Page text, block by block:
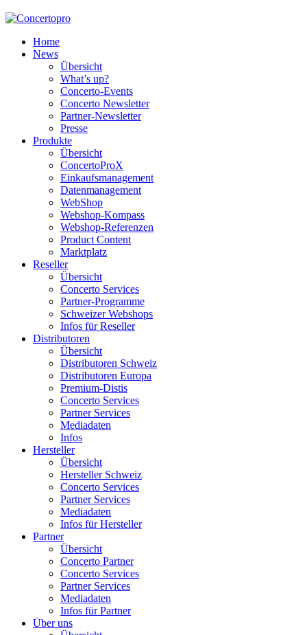
Home
News
Übersicht
What’s up?
Concerto-Events
Concerto Newsletter
Partner-Newsletter
Presse
Produkte
Übersicht
ConcertoProX
Einkaufsmanagement
Datenmanagement
WebShop
Webshop-Kompass
Webshop-Referenzen
Product Content
Marktplatz
Reseller
Übersicht
Concerto Services
Partner-Programme
Schweizer Webshops
Infos für Reseller
Distributoren
Übersicht
Distributoren Schweiz
Distributoren Europa
Premium-Distis
Concerto Services
Partner Services
Mediadaten
Infos
Hersteller
Übersicht
Hersteller Schweiz
Concerto Services
Partner Services
Mediadaten
Infos für Hersteller
Partner
Übersicht
Concerto Partner
Concerto Services
Partner Services
Mediadaten
Infos für Partner
Über uns